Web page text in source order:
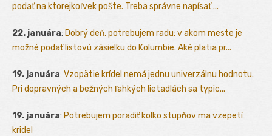
podať na ktorejkoľvek pošte. Treba správne napísať ...
22. januára: Dobrý deň, potrebujem radu: v akom meste je
možné podať listovú zásielku do Kolumbie. Aké platia pr...
19. januára: Vzopätie krídel nemá jednu univerzálnu hodnotu.
Pri dopravných a bežných ľahkých lietadlách sa typic...
19. januára: Potrebujem poradiť kolko stupňov ma vzepetí
kridel